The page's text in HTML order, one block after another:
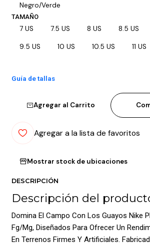
Negro/Verde
TAMAÑO
7 US 7.5 US 8 US 8.5 US
9.5 US 10 US 10.5 US 11 US
Guía de tallas
Agregar al Carrito
Agregar a la lista de favoritos
Mostrar stock de ubicaciones
DESCRIPCIÓN
Descripción del
Domina El Campo Con Los Guayos Nike
Fg/Mg, Diseñados Para Ofrecer Un
En Terrenos Firmes Y Artificiales.